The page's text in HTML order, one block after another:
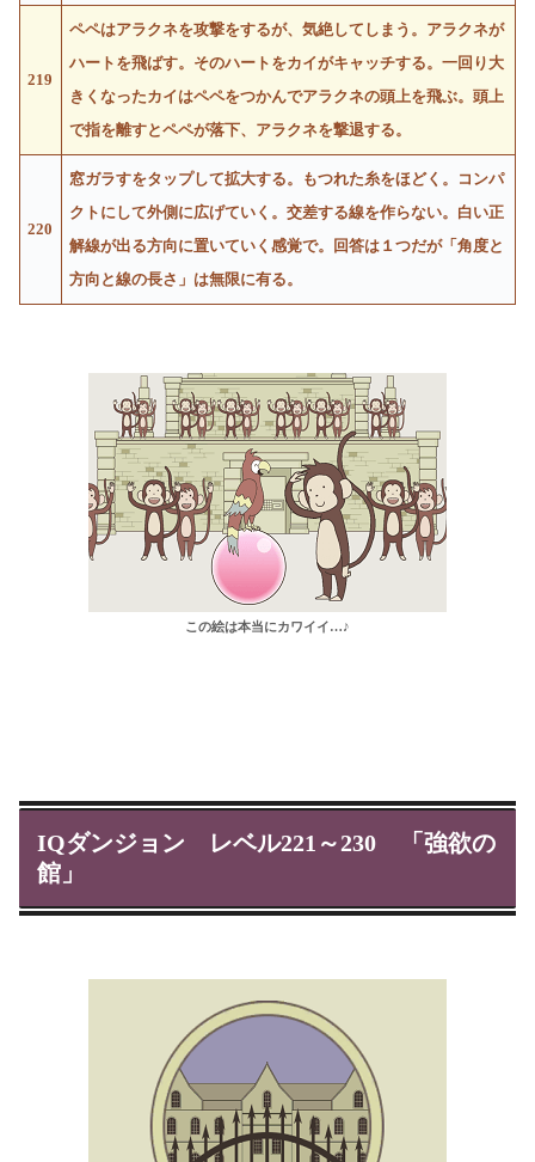
219
ペペはアラクネを攻撃をするが、気絶してしまう。アラクネが
ハートを飛ばす。そのハートをカイがキャッチする。一回り大
きくなったカイはペペをつかんでアラクネの頭上を飛ぶ。頭上
で指を離すとペペが落下、アラクネを撃退する。
220
窓ガラすをタップして拡大する。もつれた糸をほどく。コンパ
クトにして外側に広げていく。交差する線を作らない。白い正
解線が出る方向に置いていく感覚で。回答は１つだが「角度と
方向と線の長さ」は無限に有る。
この絵は本当にカワイイ…♪
IQダンジョン レベル221～230 「強欲の
館」